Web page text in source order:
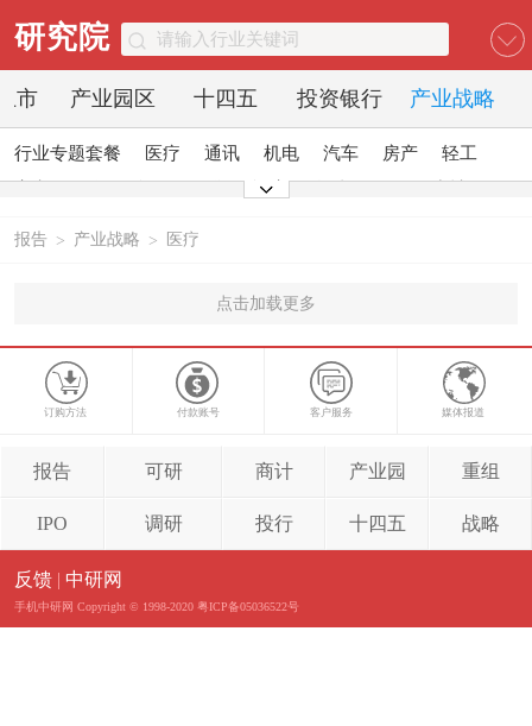
研究院
市 产业园区 十四五 投资银行 产业战略
行业专题套餐 医疗 通讯 机电 汽车 房产
轻工
酒店
报告 > 产业战略 > 医疗
点击加载更多
订购方法 付款账号 客户服务 媒体报道
报告 可研 商计 产业园 重组
IPO 调研 投行 十四五 战略
反馈 | 中研网
手机中研网 Copyright © 1998-2020 粤ICP备05036522号